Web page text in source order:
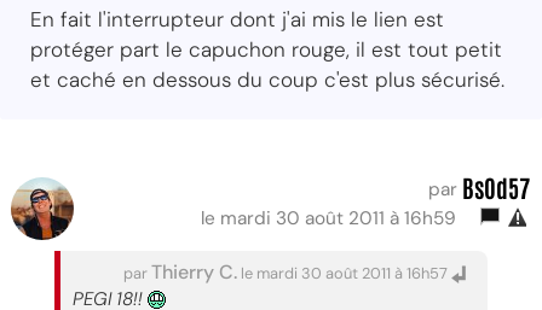
En fait l'interrupteur dont j'ai mis le lien est
protéger part le capuchon rouge, il est tout petit
et caché en dessous du coup c'est plus sécurisé.
par BsOd57
le mardi 30 août 2011 à 16h59
parThierry C. le mardi 30 août 2011 à 16h57
PEGI 18!!